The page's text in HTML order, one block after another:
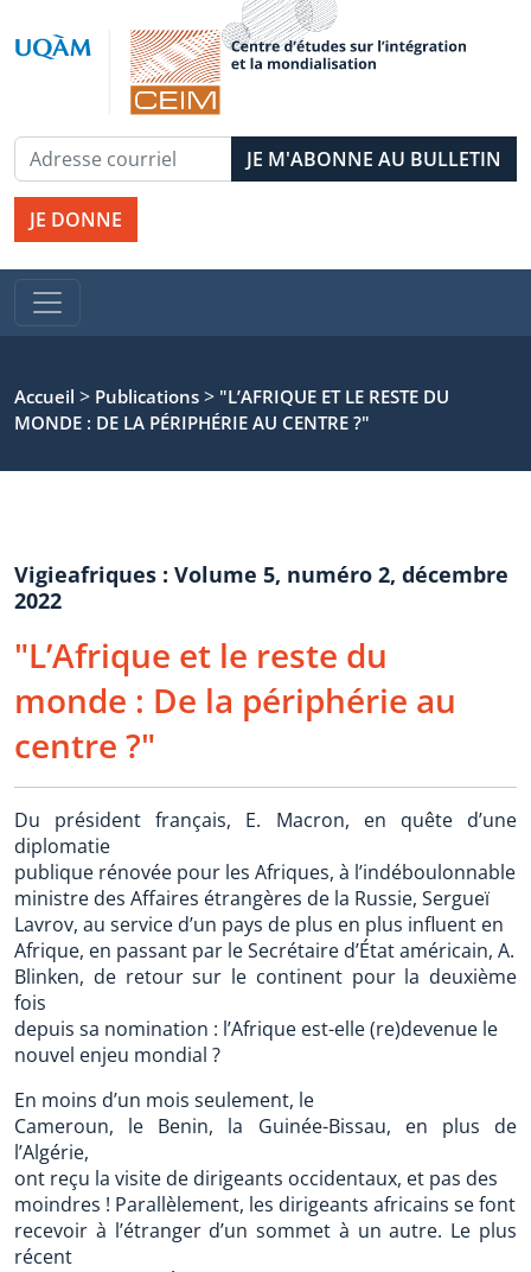
JE DONNE
Accueil > Publications > "L’AFRIQUE ET LE RESTE DU
MONDE : DE LA PÉRIPHÉRIE AU CENTRE ?"
Vigieafriques : Volume 5, numéro 2, décembre
2022
"L’Afrique et le reste du
monde : De la périphérie au
centre ?"
Du président français, E. Macron, en quête d’une
diplomatie
publique rénovée pour les Afriques, à l’indéboulonnable
ministre des Affaires étrangères de la Russie, Sergueï
Lavrov, au service d’un pays de plus en plus influent en
Afrique, en passant par le Secrétaire d’État américain, A.
Blinken, de retour sur le continent pour la deuxième
fois
depuis sa nomination : l’Afrique est-elle (re)devenue le
nouvel enjeu mondial ?
En moins d’un mois seulement, le
Cameroun, le Benin, la Guinée-Bissau, en plus de
l’Algérie,
ont reçu la visite de dirigeants occidentaux, et pas des
moindres ! Parallèlement, les dirigeants africains se font
recevoir à l’étranger d’un sommet à un autre. Le plus
récent